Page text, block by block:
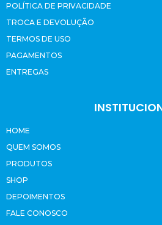
POLÍTICA DE PRIVACIDADE
TROCA E DEVOLUÇÃO
TERMOS DE USO
PAGAMENTOS
ENTREGAS
HOME
QUEM SOMOS
PRODUTOS
SHOP
DEPOIMENTOS
FALE CONOSCO